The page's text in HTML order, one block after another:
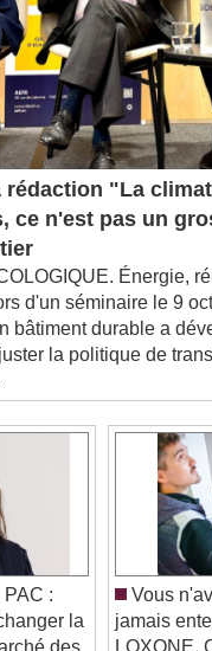
"La
ce n'est pas un
Énergie,
d'un séminaire le 9
bâtiment durable a
la politique de
:
la
Vous
jamais